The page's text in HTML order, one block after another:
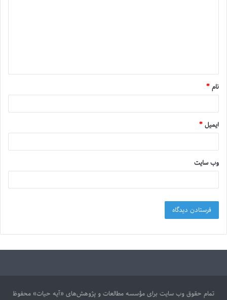
نام*
ایمیل*
وب‌ سایت
تمام حقوق وب سایت برای مؤسسه مطالعات و پژوهش‌های «آیه حیات» محفوظ